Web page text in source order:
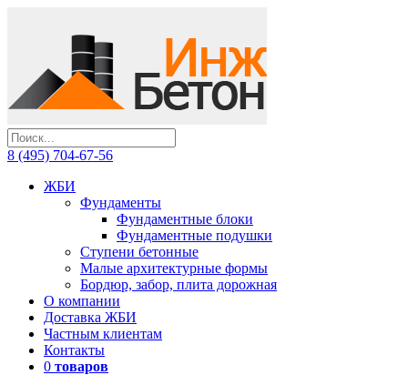
8 (495) 704-67-56
ЖБИ
Фундаменты
Фундаментные блоки
Фундаментные подушки
Ступени бетонные
Малые архитектурные формы
Бордюр, забор, плита дорожная
О компании
Доставка ЖБИ
Частным клиентам
Контакты
0 товаров